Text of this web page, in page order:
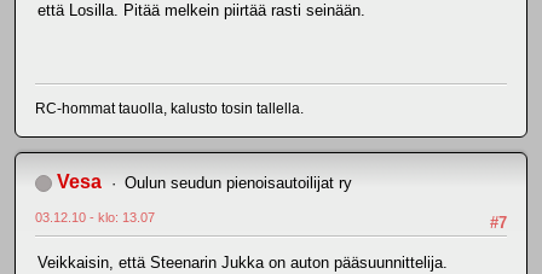
että Losilla. Pitää melkein piirtää rasti seinään.
RC-hommat tauolla, kalusto tosin tallella.
Vesa Oulun seudun pienoisautoilijat ry
#7
03.12.10 - klo: 13.07
Veikkaisin, että Steenarin Jukka on auton pääsuunnittelija.